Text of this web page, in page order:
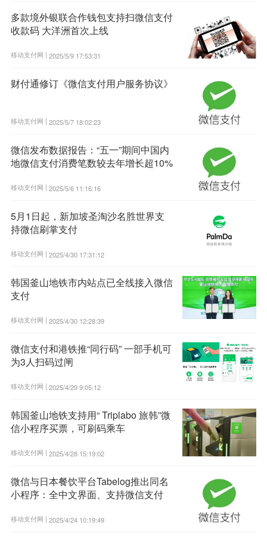
多款境外银联合作钱包支持扫微信支付
收款码 大洋洲首次上线
移动支付网 | 2025/5/9 17:53:31
财付通修订《微信支付用户服务协议》
移动支付网 | 2025/5/7 18:02:23
微信发布数据报告：“五一”期间中国内
地微信支付消费笔数较去年增长超10%
移动支付网 | 2025/5/6 11:16:16
5月1日起，新加坡圣淘沙名胜世界支
持微信刷掌支付
移动支付网 | 2025/4/30 17:31:12
韩国釜山地铁市内站点已全线接入微信
支付
移动支付网 | 2025/4/30 12:28:39
微信支付和港铁推“同行码” 一部手机可
为3人扫码过闸
移动支付网 | 2025/4/29 9:05:12
韩国釜山地铁支持用“ Triplabo 旅韩”微
信小程序买票，可刷码乘车
移动支付网 | 2025/4/28 15:19:02
微信与日本餐饮平台Tabelog推出同名
小程序：全中文界面、支持微信支付
移动支付网 | 2025/4/24 10:19:49